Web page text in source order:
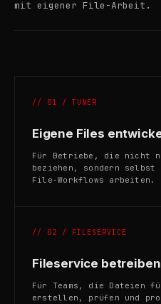
mit eigener File-Arbeit.
// 01 / TUNER
Eigene Files
Für Betriebe, die nicht
beziehen, sondern selbst
File-Workflows arbeiten.
// 02 / FILESERVICE
Fileservice betreiben
Für Teams, die Dateien
erstellen, prüfen und